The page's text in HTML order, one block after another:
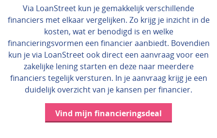
Via LoanStreet kun je gemakkelijk verschillende
financiers met elkaar vergelijken. Zo krijg je inzicht in de
kosten, wat er benodigd is en welke
financieringsvormen een financier aanbiedt. Bovendien
kun je via LoanStreet ook direct een aanvraag voor een
zakelijke lening starten en deze naar meerdere
financiers tegelijk versturen. In je aanvraag krijg je een
duidelijk overzicht van je kansen per financier.
Vind mijn financieringsdeal